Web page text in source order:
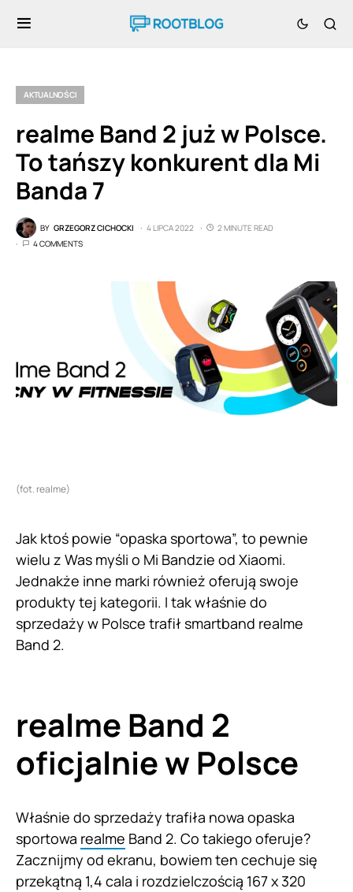
AKTUALNOŚCI
realme Band 2 już w Polsce.
To tańszy konkurent dla Mi
Banda 7
BY GRZEGORZ CICHOCKI 4 LIPCA 2022
2 MINUTE READ
4 COMMENTS
(fot. realme)
Jak ktoś powie “opaska sportowa”, to pewnie
wielu z Was myśli o Mi Bandzie od Xiaomi.
Jednakże inne marki również oferują swoje
produkty tej kategorii. I tak właśnie do
sprzedaży w Polsce trafił smartband realme
Band 2.
realme Band 2
oficjalnie w Polsce
Właśnie do sprzedaży trafiła nowa opaska
sportowa realme Band 2. Co takiego oferuje?
Zacznijmy od ekranu, bowiem ten cechuje się
przekątną 1,4 cala i rozdzielczością 167 x 320